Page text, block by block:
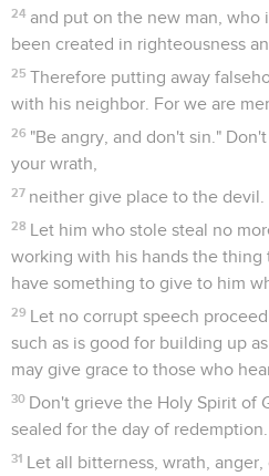
24 and put on the new man, who
been created in righteousness
25 Therefore putting away
with his neighbor. For we are
26 "Be angry, and don't sin."
your wrath,
27 neither give place to the devil.
28 Let him who stole steal no
working with his hands the thing
have something to give to him
29 Let no corrupt speech
such as is good for building up
may give grace to those who
30 Don't grieve the Holy Spirit of
sealed for the day of redemption.
31 Let all bitterness, wrath,